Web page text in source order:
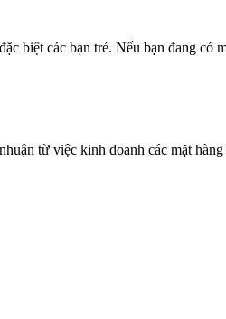
biệt các bạn trẻ. Nếu bạn đang
từ việc kinh doanh các mặt